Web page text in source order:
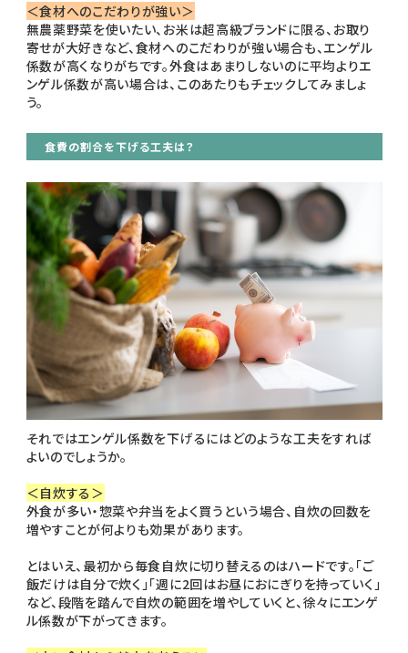
＜食材へのこだわりが強い＞
無農薬野菜を使いたい、お米は超高級ブランドに限る、お取り
寄せが大好きなど、食材へのこだわりが強い場合も、エンゲル
係数が高くなりがちです。外食はあまりしないのに平均よりエ
ンゲル係数が高い場合は、このあたりもチェックしてみましょ
う。
食費の割合を下げる工夫は？
それではエンゲル係数を下げるにはどのような工夫をすれば
よいのでしょうか。
＜自炊する＞
外食が多い・惣菜や弁当をよく買うという場合、自炊の回数を
増やすことが何よりも効果があります。
とはいえ、最初から毎食自炊に切り替えるのはハードです。「ご
飯だけは自分で炊く」「週に2回はお昼におにぎりを持っていく」
など、段階を踏んで自炊の範囲を増やしていくと、徐々にエンゲ
ル係数が下がってきます。